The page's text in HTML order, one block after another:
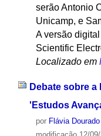
serão Antonio
Unicamp, e
A versão
Scientific
Localizado em
Debate sobre a
'Estudos
por Flávia Dourado